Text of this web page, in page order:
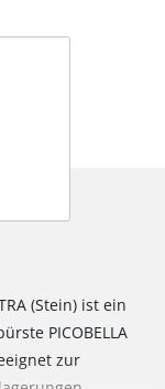
(Stein) ist ein
PICOBELLA
zur